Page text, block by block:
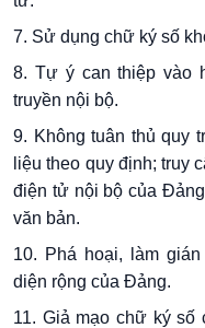
7. Sử dụng chữ ký số
8. Tự ý can thiệp vào
truyền nội bộ.
9. Không tuân thủ quy
liệu theo quy định; truy
điện tử nội bộ của
văn bản.
10. Phá hoại, làm
diện rộng của Đảng.
11. Giả mạo chữ ký số